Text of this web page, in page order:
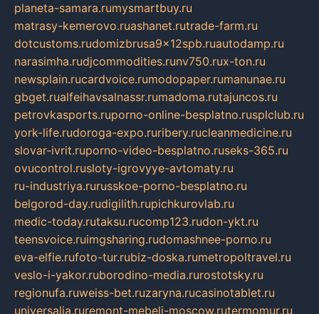
planeta-samara.rumysmartbuy.ru
matrasy-kemerovo.ruashanet.rutrade-farm.ru
dotcustoms.rudomizbrusa9x12spb.ruautodamp.ru
narasimha.rudjcommodities.runv750.rux-ton.ru
newsplain.rucardvoice.rumodopaper.rumanunae.ru
gbget.rualfeihavsalnassr.rumadoma.rutajuncos.ru
petrovkasports.ruporno-online-besplatno.rusplclub.ru
york-life.rudoroga-expo.ruribery.rucleanmedicine.ru
slovar-ivrit.ruporno-video-besplatno.ruseks-365.ru
ovucontrol.rusloty-igrovyye-avtomaty.ru
ru-industriya.rurusskoe-porno-besplatno.ru
belgorod-day.rudigilith.rupichkurovlab.ru
medic-today.rutaksu.rucomp123.rudon-ykt.ru
teensvoice.ruimgsharing.rudomashnee-porno.ru
eva-elfie.rufoto-tur.rubiz-doska.rumetropoltravel.ru
veslo-i-yakor.ruborodino-media.rurostotsky.ru
regionufa.ruweiss-bet.ruzaryna.rucasinotablet.ru
universalia.ruremont-mebeli-moscow.rutermomur.ru